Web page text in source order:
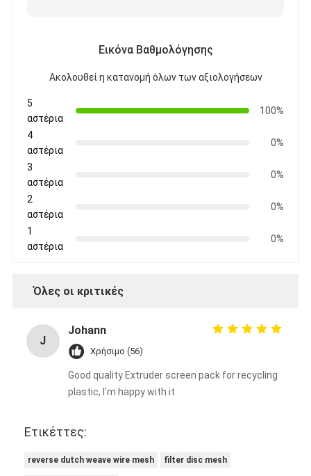
Εικόνα Βαθμολόγησης
Ακολουθεί η κατανομή όλων των αξιολογήσεων
5
αστέρια
100%
4
αστέρια
0%
3
αστέρια
0%
2
αστέρια
0%
1
αστέρια
0%
Όλες οι κριτικές
J
Johann
Χρήσιμο (56)
Good quality Extruder screen pack for recycling
plastic, I'm happy with it.
Ετικέττες:
reverse dutch weave wire mesh filter disc mesh